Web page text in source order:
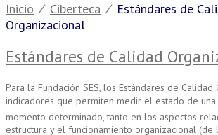
Inicio ⁄ Ciberteca ⁄ Estándares de
Organizacional
Estándares de Calidad
Para la Fundación SES, los Estándares de Calidad
indicadores que permiten medir el estado de
momento determinado, tanto en los aspectos
estructura y el funcionamiento organizacional (de